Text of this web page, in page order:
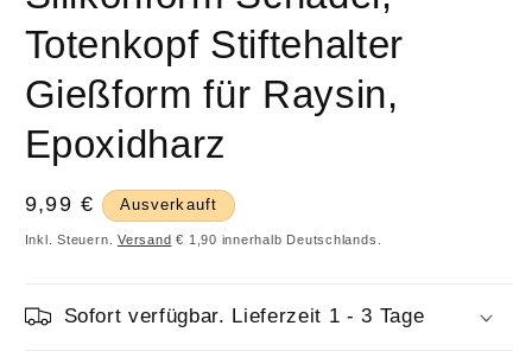
Totenkopf Stiftehalter
Gießform für Raysin,
Epoxidharz
Normaler
Preis
9,99 € Ausverkauft
Inkl. Steuern.Versand € 1,90 innerhalb Deutschlands.
Sofort verfügbar. Lieferzeit 1 - 3 Tage